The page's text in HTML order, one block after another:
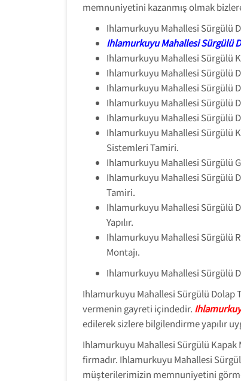
memnuniyetini kazanmış olmak
Ihlamurkuyu Mahallesi Sürgülü
Ihlamurkuyu Mahallesi Sürgülü
Ihlamurkuyu Mahallesi Sürgülü
Ihlamurkuyu Mahallesi Sürgülü
Ihlamurkuyu Mahallesi Sürgülü
Ihlamurkuyu Mahallesi Sürgülü
Ihlamurkuyu Mahallesi Sürgülü
Ihlamurkuyu Mahallesi Sürgülü
Sistemleri Tamiri.
Ihlamurkuyu Mahallesi Sürgülü
Ihlamurkuyu Mahallesi Sürgülü
Tamiri.
Ihlamurkuyu Mahallesi Sürgülü
Yapılır.
Ihlamurkuyu Mahallesi Sürgülü
Montajı.
Ihlamurkuyu Mahallesi Sürgülü
Ihlamurkuyu Mahallesi Sürgülü Dolap
vermenin gayreti içindedir.
edilerek sizlere bilgilendirme yapılır
Ihlamurkuyu Mahallesi Sürgülü Kapak
firmadır. Ihlamurkuyu Mahallesi
müşterilerimizin memnuniyetini